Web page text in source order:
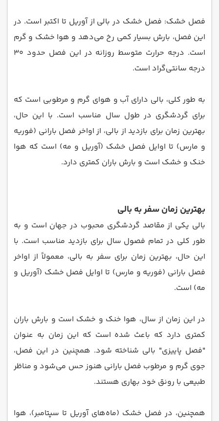
فصل خشک: فصل خشک در بالی از آوریل تا اکتبر است. در
این فصل، بارش بسیار کمی رخ می‌دهد و هوا خشک و گرم
است. درجه حرارت متوسط روزانه در این فصل حدود ۳۰
درجه سانتی‌گراد است.
به طور کلی، بالی دارای آب و هوای گرم و مرطوبی است که
برای گردشگری در طول سال مناسب است. با این حال،
بهترین زمان برای بازدید از بالی، از اواخر فصل بارانی (فوریه
و مارس) تا اوایل فصل خشک (آوریل و مه) است که هوا
خنک و خشک است و بارش باران کمتری دارد.
بهترین زمان سفر به بالی
بالی یکی از مقاصد گردشگری محبوب در جهان است و به
طور کلی در تمام فصول سال برای بازدید مناسب است. با
این حال، بهترین زمان برای سفر به بالی، معمولاً از اواخر
فصل بارانی (فوریه و مارس) تا اوایل فصل خشک (آوریل و
مه) است.
در این زمان از سال، هوا خنک و خشک است و بارش باران
کمتری دارد که باعث شده است که این زمان به عنوان
"فصل پاییزی" بالی شناخته شود. همچنین در این فصل،
جوی گرم و مرطوب فصل بارانی هنوز حس می‌شود و مناظر
طبیعی با رونق خود بهاری هستند.
همچنین، در فصل خشک (ماه‌های آوریل تا سپتامبر)، هوا